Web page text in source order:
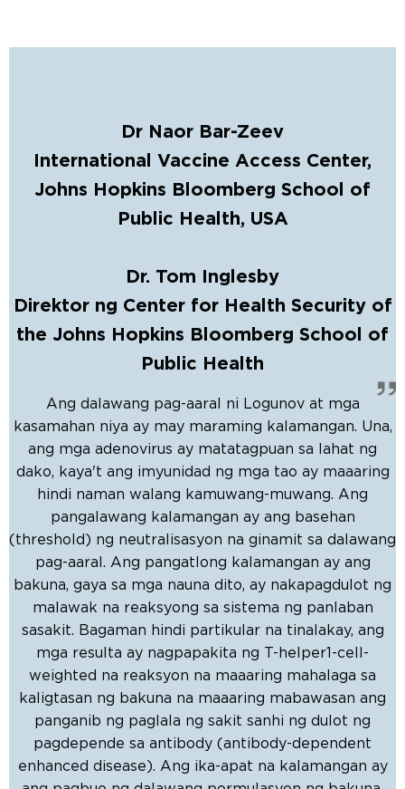
Dr Naor Bar-Zeev
International Vaccine Access Center,
Johns Hopkins Bloomberg School of
Public Health, USA
Dr. Tom Inglesby
Direktor ng Center for Health Security of
the Johns Hopkins Bloomberg School of
Public Health
Ang dalawang pag-aaral ni Logunov at mga
kasamahan niya ay may maraming kalamangan. Una,
ang mga adenovirus ay matatagpuan sa lahat ng
dako, kaya't ang imyunidad ng mga tao ay maaaring
hindi naman walang kamuwang-muwang. Ang
pangalawang kalamangan ay ang basehan
(threshold) ng neutralisasyon na ginamit sa dalawang
pag-aaral. Ang pangatlong kalamangan ay ang
bakuna, gaya sa mga nauna dito, ay nakapagdulot ng
malawak na reaksyong sa sistema ng panlaban
sasakit. Bagaman hindi partikular na tinalakay, ang
mga resulta ay nagpapakita ng T-helper1-cell-
weighted na reaksyon na maaaring mahalaga sa
kaligtasan ng bakuna na maaaring mabawasan ang
panganib ng paglala ng sakit sanhi ng dulot ng
pagdepende sa antibody (antibody-dependent
enhanced disease). Ang ika-apat na kalamangan ay